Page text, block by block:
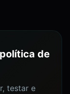
de
testar e